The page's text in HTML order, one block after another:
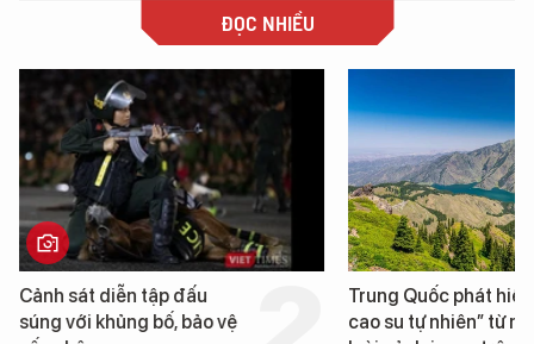
ĐỌC NHIỀU
Cảnh sát diễn tập đấu
súng với khủng bố, bảo vệ
Trung Quốc phát hiện
cao su tự nhiên” từ